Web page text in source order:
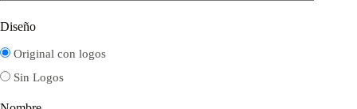
Diseño
Original con logos
Sin Logos